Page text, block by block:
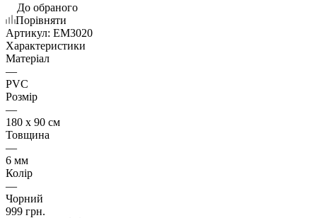
До обраного
Порівняти
Артикул: EM3020
Характеристики
Матеріал
—
PVC
Розмір
—
180 х 90 см
Товщина
—
6 мм
Колір
—
Чорний
999 грн.